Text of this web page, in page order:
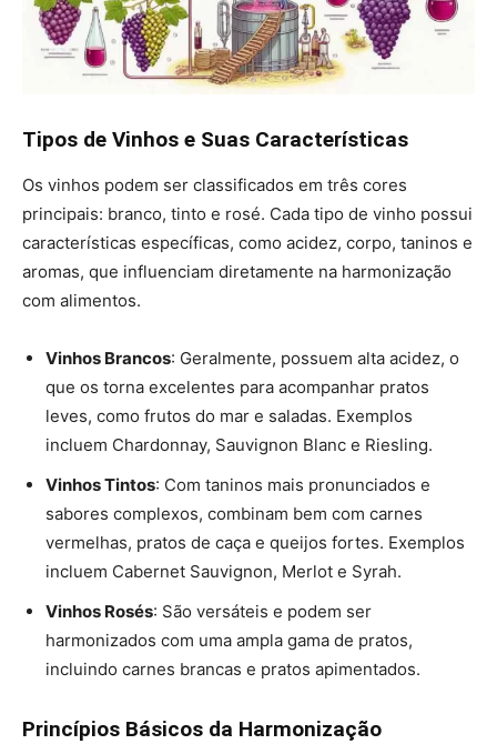
Tipos de Vinhos e Suas Características
Os vinhos podem ser classificados em três cores
principais: branco, tinto e rosé. Cada tipo de vinho possui
características específicas, como acidez, corpo, taninos e
aromas, que influenciam diretamente na harmonização
com alimentos​.
Vinhos Brancos: Geralmente, possuem alta acidez, o
que os torna excelentes para acompanhar pratos
leves, como frutos do mar e saladas. Exemplos
incluem Chardonnay, Sauvignon Blanc e Riesling.
Vinhos Tintos: Com taninos mais pronunciados e
sabores complexos, combinam bem com carnes
vermelhas, pratos de caça e queijos fortes. Exemplos
incluem Cabernet Sauvignon, Merlot e Syrah.
Vinhos Rosés: São versáteis e podem ser
harmonizados com uma ampla gama de pratos,
incluindo carnes brancas e pratos apimentados.
Princípios Básicos da Harmonização